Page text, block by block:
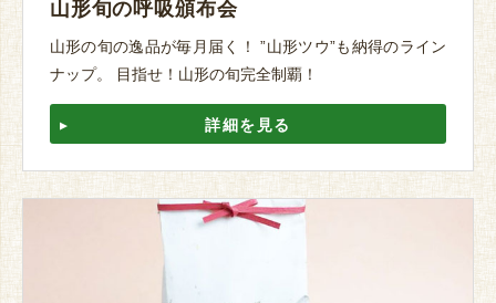
山形旬の呼吸頒布会
山形の旬の逸品が毎月届く！ ”山形ツウ”も納得のライン
ナップ。 目指せ！山形の旬完全制覇！
詳細を見る